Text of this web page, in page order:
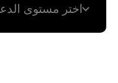
اختر مستوىexpand_more